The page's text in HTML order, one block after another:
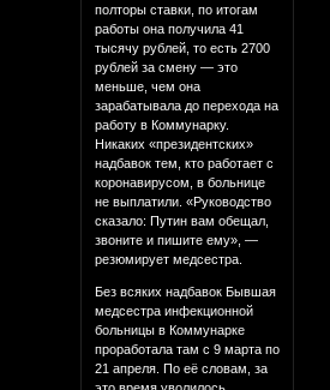
полторы ставки, по итогам
работы она получила 41
тысячу рублей, то есть 2700
рублей за смену — это
меньше, чем она
зарабатывала до перехода на
работу в Коммунарку.
Никаких «президентских»
надбавок тем, кто работает с
коронавирусом, в больнице
не выплатили. «Руководство
сказало: Путин вам обещал,
звоните и пишите ему», —
резюмирует медсестра.
Без всяких надбавок Бывшая
медсестра инфекционной
больницы в Коммунарке
проработала там с 9 марта по
21 апреля. По её словам, за